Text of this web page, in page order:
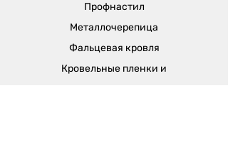
Профнастил
Металлочерепица
Фальцевая кровля
Кровельные пленки и